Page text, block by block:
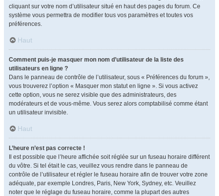
cliquant sur votre nom d’utilisateur situé en haut des pages du forum. Ce
système vous permettra de modifier tous vos paramètres et toutes vos
préférences.
Haut
Comment puis-je masquer mon nom d’utilisateur de la liste des
utilisateurs en ligne ?
Dans le panneau de contrôle de l’utilisateur, sous « Préférences du forum »,
vous trouverez l’option « Masquer mon statut en ligne ». Si vous activez
cette option, vous ne serez visible que des administrateurs, des
modérateurs et de vous-même. Vous serez alors comptabilisé comme étant
un utilisateur invisible.
Haut
L’heure n’est pas correcte !
Il est possible que l’heure affichée soit réglée sur un fuseau horaire différent
du vôtre. Si tel était le cas, veuillez vous rendre dans le panneau de
contrôle de l’utilisateur et régler le fuseau horaire afin de trouver votre zone
adéquate, par exemple Londres, Paris, New York, Sydney, etc. Veuillez
noter que le réglage du fuseau horaire, comme la plupart des autres